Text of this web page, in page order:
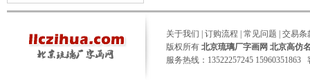
关于我们 订购流程 常见问题
交易条
版权所有 北京琉璃厂字画网 北京高仿
服务热线：13522257245 15960351863